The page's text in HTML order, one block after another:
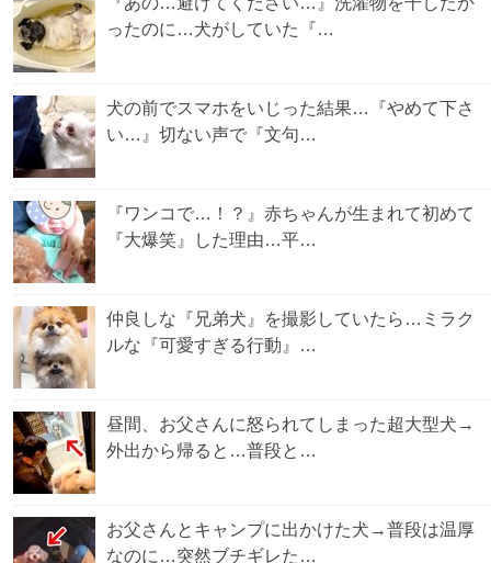
ったのに…犬がしていた『…
犬の前でスマホをいじった結果…『やめて下さ
い…』切ない声で『文句…
『ワンコで…！？』赤ちゃんが生まれて初めて
『大爆笑』した理由…平…
仲良しな『兄弟犬』を撮影していたら…ミラク
ルな『可愛すぎる行動』…
昼間、お父さんに怒られてしまった超大型犬→
外出から帰ると…普段と…
お父さんとキャンプに出かけた犬→普段は温厚
なのに…突然ブチギレた…